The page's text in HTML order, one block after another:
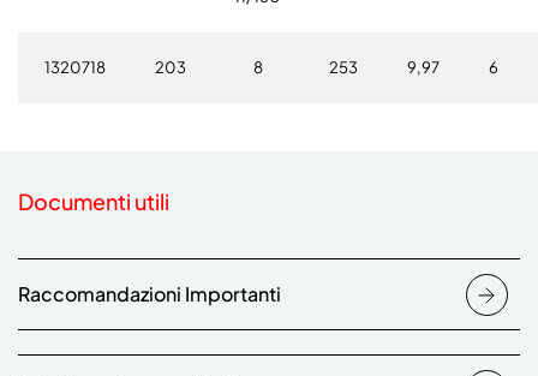
1320718 203 8 253 9,97 6
Documenti utili
Raccomandazioni Importanti